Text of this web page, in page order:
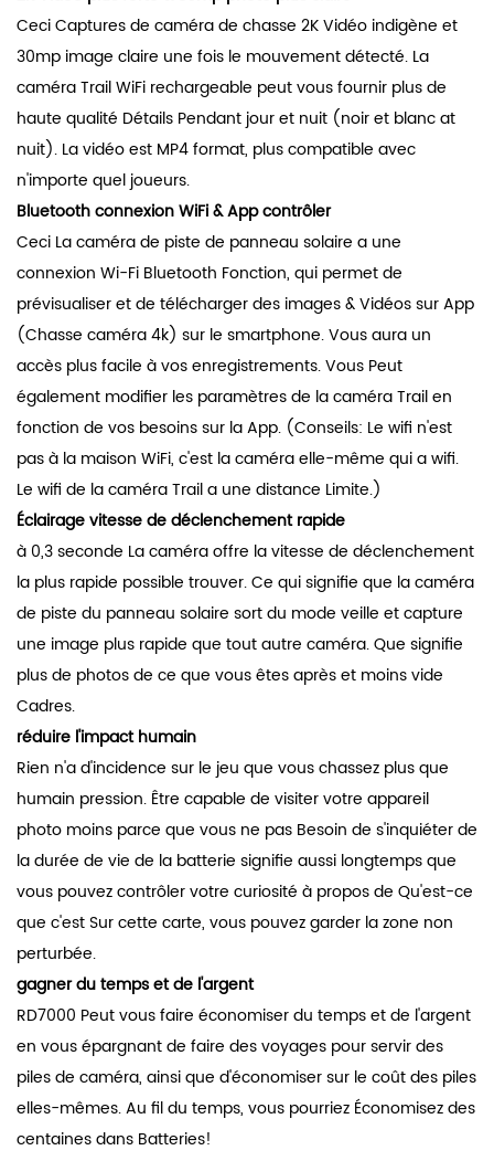
Ceci Captures de caméra de chasse 2K Vidéo indigène et
30mp image claire une fois le mouvement détecté. La
caméra Trail WiFi rechargeable peut vous fournir plus de
haute qualité Détails Pendant jour et nuit (noir et blanc at
nuit). La vidéo est MP4 format, plus compatible avec
n'importe quel joueurs.
Bluetooth connexion WiFi & App contrôler
Ceci La caméra de piste de panneau solaire a une
connexion Wi-Fi Bluetooth Fonction, qui permet de
prévisualiser et de télécharger des images & Vidéos sur App
(Chasse caméra 4k) sur le smartphone. Vous aura un
accès plus facile à vos enregistrements. Vous Peut
également modifier les paramètres de la caméra Trail en
fonction de vos besoins sur la App. (Conseils: Le wifi n'est
pas à la maison WiFi, c'est la caméra elle-même qui a wifi.
Le wifi de la caméra Trail a une distance Limite.)
Éclairage vitesse de déclenchement rapide
à 0,3 seconde La caméra offre la vitesse de déclenchement
la plus rapide possible trouver. Ce qui signifie que la caméra
de piste du panneau solaire sort du mode veille et capture
une image plus rapide que tout autre caméra. Que signifie
plus de photos de ce que vous êtes après et moins vide
Cadres.
réduire l'impact humain
Rien n'a d'incidence sur le jeu que vous chassez plus que
humain pression. Être capable de visiter votre appareil
photo moins parce que vous ne pas Besoin de s'inquiéter de
la durée de vie de la batterie signifie aussi longtemps que
vous pouvez contrôler votre curiosité à propos de Qu'est-ce
que c'est Sur cette carte, vous pouvez garder la zone non
perturbée.
gagner du temps et de l'argent
RD7000 Peut vous faire économiser du temps et de l'argent
en vous épargnant de faire des voyages pour servir des
piles de caméra, ainsi que d'économiser sur le coût des piles
elles-mêmes. Au fil du temps, vous pourriez Économisez des
centaines dans Batteries!